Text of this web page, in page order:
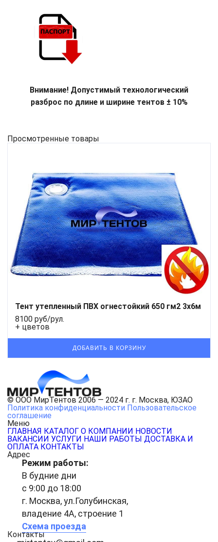
Внимание! Допустимый технологический
разброс по длине и ширине тентов ± 10%
Просмотренные товары
Тент утепленный ПВХ огнестойкий 650 гм2 3х6м
8100 руб/рул.
+ цветов
© ООО МирТентов 2006 — 2024 г. г. Москва, ЮЗАО
Политика конфиденциальности Пользовательское
соглашение
Меню
ГЛАВНАЯ КАТАЛОГ О КОМПАНИИ НОВОСТИ
ВАКАНСИИ УСЛУГИ НАШИ РАБОТЫ ДОСТАВКА И
ОПЛАТА КОНТАКТЫ
Адрес
Режим работы:
В будние дни
с 9:00 до 18:00
г. Москва, ул.Голубинская,
владение 4А, строение 1
Схема проезда
Контакты